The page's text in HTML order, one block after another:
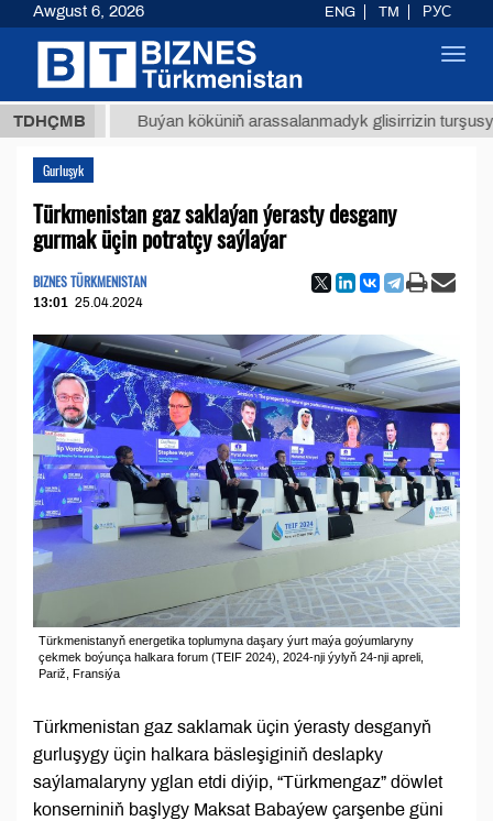
TDHÇMBBuýan köküniň arassalanmadyk glisirrizin turşusy (t.)
Gurluşyk
Türkmenistan gaz saklaýan ýerasty desgany
gurmak üçin potratçy saýlaýar
BIZNES TÜRKMENISTAN
13:01 25.04.2024
Türkmenistanyň energetika toplumyna daşary ýurt maýa goýumlaryny
çekmek boýunça halkara forum (TEIF 2024), 2024-nji ýylyň 24-nji apreli,
Pariž, Fransiýa
Türkmenistan gaz saklamak üçin ýerasty desganyň
gurluşygy üçin halkara bäsleşiginiň deslapky
saýlamalaryny yglan etdi diýip, “Türkmengaz” döwlet
konserniniň başlygy Maksat Babaýew çarşenbe güni
Awgust 6, 2026 ENG TM РУС